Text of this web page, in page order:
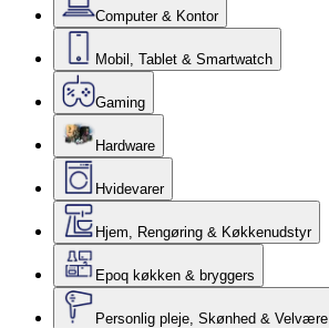
Computer & Kontor
Mobil, Tablet & Smartwatch
Gaming
Hardware
Hvidevarer
Hjem, Rengøring & Køkkenudstyr
Epoq køkken & bryggers
Personlig pleje, Skønhed & Velvære